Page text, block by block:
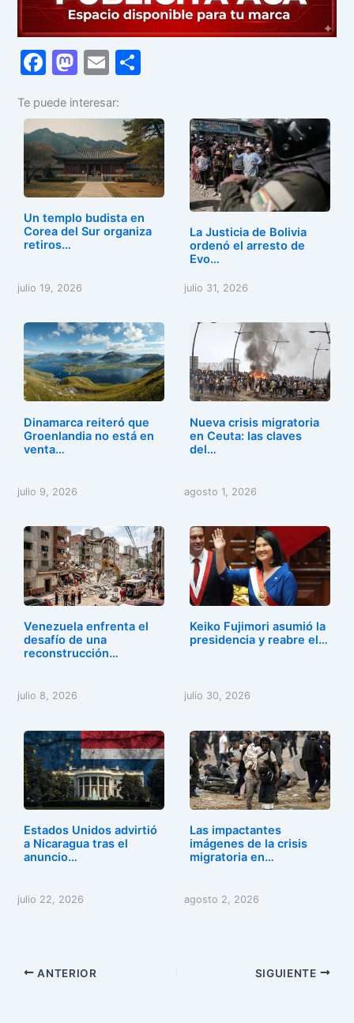
F
c
e
b
o
o
k
M
st
o
d
o
n
E
ai
l
m
p
ar
tir
Te puede interesar:
Un templo budista en
Corea del Sur organiza
retiros…
julio 19, 2026
La Justicia de Bolivia
ordenó el arresto de
Evo…
julio 31, 2026
Dinamarca reiteró que
Groenlandia no está en
venta…
julio 9, 2026
Nueva crisis migratoria
en Ceuta: las claves
del…
agosto 1, 2026
Venezuela enfrenta el
desafío de una
reconstrucción…
julio 8, 2026
Keiko Fujimori asumió la
presidencia y reabre el…
julio 30, 2026
Estados Unidos advirtió
a Nicaragua tras el
anuncio…
julio 22, 2026
Las impactantes
imágenes de la crisis
migratoria en…
agosto 2, 2026
ANTERIOR SIGUIENTE